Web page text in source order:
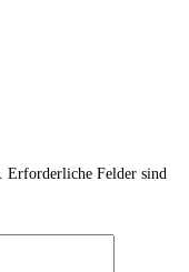
Erforderliche Felder sind